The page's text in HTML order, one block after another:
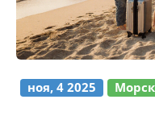
ноя, 4 2025